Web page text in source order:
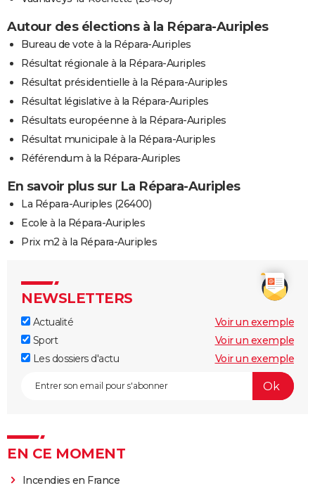
Autour des élections à la Répara-Auriples
Bureau de vote à la Répara-Auriples
Résultat régionale à la Répara-Auriples
Résultat présidentielle à la Répara-Auriples
Résultat législative à la Répara-Auriples
Résultats européenne à la Répara-Auriples
Résultat municipale à la Répara-Auriples
Référendum à la Répara-Auriples
En savoir plus sur La Répara-Auriples
La Répara-Auriples (26400)
Ecole à la Répara-Auriples
Prix m2 à la Répara-Auriples
NEWSLETTERS
Actualité
Voir un exemple
Sport
Voir un exemple
Les dossiers d'actu
Voir un exemple
EN CE MOMENT
Incendies en France